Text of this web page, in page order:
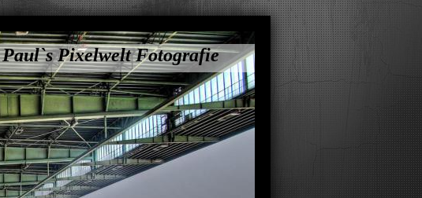
Paul`s Pixelwelt Fotografie